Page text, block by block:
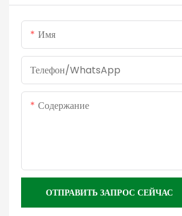
Имя
Телефон/WhatsApp
Содержание
ОТПРАВИТЬ ЗАПРОС СЕЙЧАС